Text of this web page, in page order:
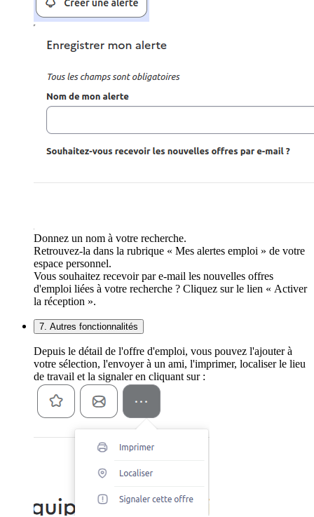
Donnez un nom à votre recherche.
Retrouvez-la dans la rubrique « Mes alertes emploi » de votre
espace personnel.
Vous souhaitez recevoir par e-mail les nouvelles offres
d'emploi liées à votre recherche ? Cliquez sur le lien « Activer
la réception ».
7. Autres fonctionnalités
Depuis le détail de l'offre d'emploi, vous pouvez l'ajouter à
votre sélection, l'envoyer à un ami, l'imprimer, localiser le lieu
de travail et la signaler en cliquant sur :